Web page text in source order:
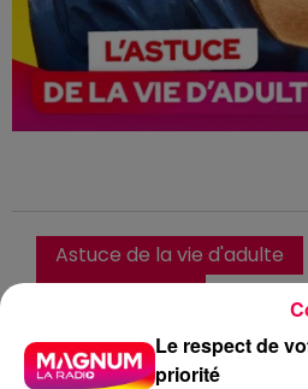
Astuce de la vie d'adulte
Recette de grand-mère
Magnum la Radio
Le respect de
priorité